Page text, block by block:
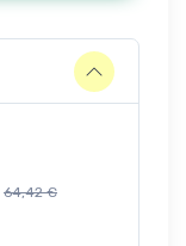
64,42 €